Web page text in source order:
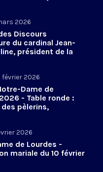
2026
Discours
du cardinal Jean-
président de la
février 2026
Dame de
- Table ronde :
des pèlerins,
2026
de Lourdes -
mariale du 10 février